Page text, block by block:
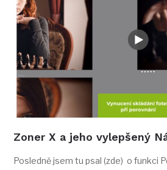
Zoner X a jeho vylepšený
Posledně jsem tu psal (zde) o funkci